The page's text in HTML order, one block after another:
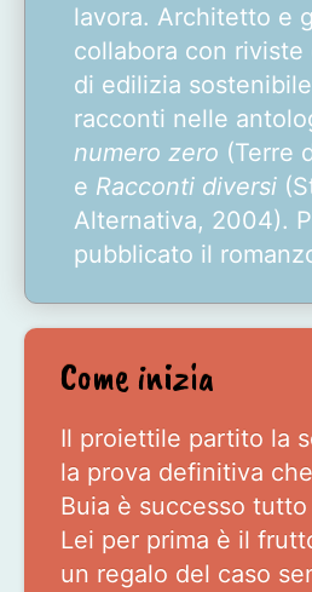
lavora. Architetto e
collabora con
di edilizia
racconti nelle
numero zero (Terre
e Racconti diversi
Alternativa, 2004).
pubblicato il
Come inizia
Il proiettile partito la
la prova definitiva
Buia è successo
Lei per prima è il
un regalo del caso